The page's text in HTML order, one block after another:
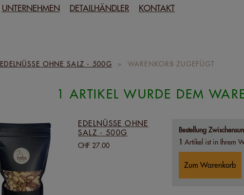
UNTERNEHMEN DETAILHÄNDLER KONTAKT
EDELNÜSSE OHNE SALZ - 500G > WARENKORB ZUGEFÜGT
1 ARTIKEL WURDE DEM
EDELNÜSSE OHNE
SALZ - 500G
CHF 27.00
Bestellung
1 Artikel ist in Ihrem
Zum Warenkorb